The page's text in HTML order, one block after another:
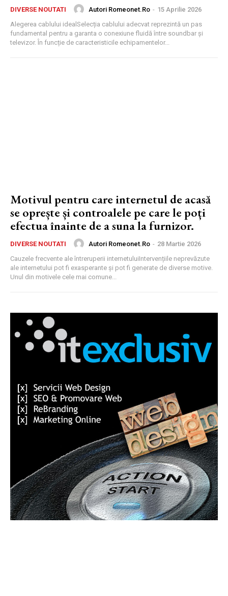
DIVERSE NOUTATI Autori Romeonet.ro - 15 Aprilie 2026
Alegerea cablului idealSelecția cablului adecvat reprezintă un pas
fundamental pentru a garanta o conexiune fluidă între soundbar și
televizor. În funcție de caracteristicile echipamentelor...
Motivul pentru care internetul de acasă
se oprește și controalele pe care le poți
efectua înainte de a suna la furnizor.
DIVERSE NOUTATI Autori Romeonet.ro - 28 Martie 2026
Cauzele frecvente ale întreruperii internetuluiIntervențiile neprevăzute
ale internetului pot fi exasperante și pot fi generate de diverse motive.
Unul din motivele cele mai comune...